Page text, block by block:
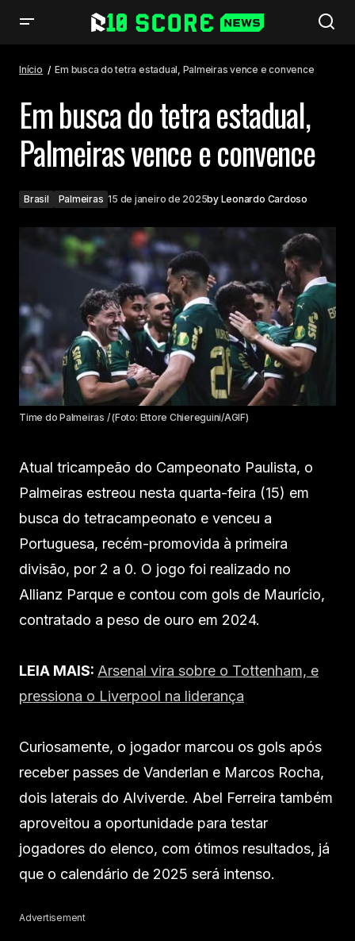
Início Em busca do tetra estadual, Palmeiras vence e convence
Em busca do tetra estadual,
Palmeiras vence e convence
Brasil Palmeiras 15 de janeiro de 2025by Leonardo Cardoso
Time do Palmeiras / (Foto: Ettore Chiereguini/AGIF)
Atual tricampeão do Campeonato Paulista, o
Palmeiras estreou nesta quarta-feira (15) em
busca do tetracampeonato e venceu a
Portuguesa, recém-promovida à primeira
divisão, por 2 a 0. O jogo foi realizado no
Allianz Parque e contou com gols de Maurício,
contratado a peso de ouro em 2024.
LEIA MAIS: Arsenal vira sobre o Tottenham, e
pressiona o Liverpool na liderança
Curiosamente, o jogador marcou os gols após
receber passes de Vanderlan e Marcos Rocha,
dois laterais do Alviverde. Abel Ferreira também
aproveitou a oportunidade para testar
jogadores do elenco, com ótimos resultados, já
que o calendário de 2025 será intenso.
Advertisement